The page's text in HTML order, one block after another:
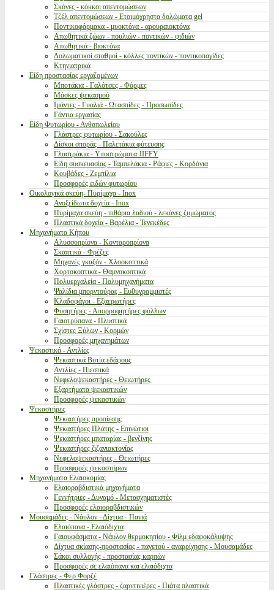
Σκόνες - κόκκοι απεντομώσεων
Τζέλ απεντομώσεων - Ετοιμόχρηστα δολώματα gel
Ποντικοφάρμακα - μυοκτόνα - αρουραιοκτόνα
Απωθητικά ζώων - πουλιών - ποντικών - φιδιών
Απωθητικά - βιοκτόνα
Δολωματικοί σταθμοί - κόλλες ποντικών - ποντικοπαγίδες
Κτηνιατρικά
Είδη προστασίας εργαζομένων
Μποτάκια - Γαλότσες - Φόρμες
Μάσκες ψεκασμού
Ιμάντες - Γυαλιά - Ωτασπίδες - Προσωπίδες
Γάντια εργασίας
Είδη Φυτωρίου - Ανθοπωλείου
Γλάστρες φυτωρίου - Σακούλες
Δίσκοι σποράς - Παλετάκια φύτευσης
Γλαστράκια - Υποστρώματα JIFFY
Είδη συσκευασίας - Ταμπελάκια - Ράφιες - Κορδόνια
Κουβάδες - Ζεμπίλια
Προσφορές ειδών φυτωρίου
Οικολογικά σκεύη- Πυρίμαχα - Inox
Ανοξείδωτα δοχεία - Inox
Πυρίμαχα σκεύη - πιθάρια λαδιού - λεκάνες ζυμώματος
Πλαστικά δοχεία - Βαρέλια - Τενεκέδες
Μηχανήματα Κήπου
Αλυσσοπρίονα - Κονταροπρίονα
Σκαπτικά - Φρέζες
Μηχανές γκαζόν - Χλοοκοπτικά
Χορτοκοπτικά - Θαμνοκοπτικά
Πολυεργαλεία - Πολυμηχανήματα
Ψαλίδια μπορντούρας - Ευθυγραμμιστές
Κλαδοφάγοι - Εξαερωτήρες
Φυσητήρες - Απορροφητήρες φύλλων
Γαιοτρύπανα - Πλυστικά
Σχίστες Ξύλων - Κορμών
Προσφορές μηχανημάτων
Ψεκαστικά - Αντλίες
Ψεκαστικά Βυτία εδάφους
Αντλίες - Πιεστικά
Νεφελοψεκαστήρες - Θειωτήρες
Εξαρτήματα ψεκαστικών
Προσφορές ψεκαστικών
Ψεκαστήρες
Ψεκαστήρες προπίεσης
Ψεκαστήρες Πλάτης - Επινώτιοι
Ψεκαστήρες μπαταρίας - βενζίνης
Ψεκαστήρες ζιζανιοκτονίας
Νεφελοψεκαστήρες - Θειωτήρες
Προσφορές ψεκαστήρων
Μηχανήματα Ελαιοκομίας
Ελαιοραβδιστικά μηχανήματα
Γεννήτριες - Δυναμό - Μετασχηματιστές
Προσφορές ελαιοραβδιστικών
Μουσαμάδες - Νάυλον - Δίχτυα - Πανιά
Ελαιόπανα - Ελαιόδιχτα
Γαιουφάσματα - Νάυλον θερμοκηπίου - Φίλμ εδαφοκάλυψης
Δίχτυα σκίασης-προστασίας - παγετού - αναρρίχησης - Μουσαμάδες
Σάκοι συλλογής - προστασίας καρπών
Προσφορές σε ελαιόπανα και ελαιόδιχτα
Γλάστρες - Φερ Φορζέ
Πλαστικές γλάστρες - ζαρντινιέρες - Πιάτα πλαστικά